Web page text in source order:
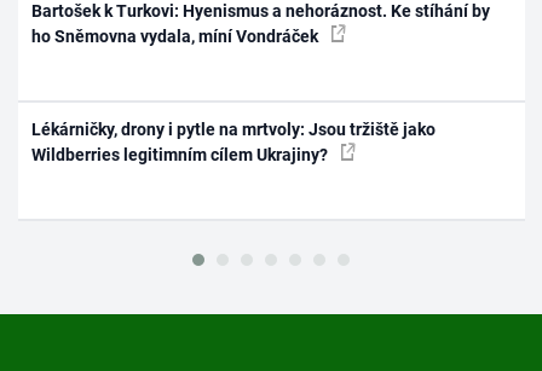
Bartošek k Turkovi: Hyenismus a nehoráznost. Ke stíhání by
ho Sněmovna vydala, míní Vondráček
Lékárničky, drony i pytle na mrtvoly: Jsou tržiště jako
Wildberries legitimním cílem Ukrajiny?